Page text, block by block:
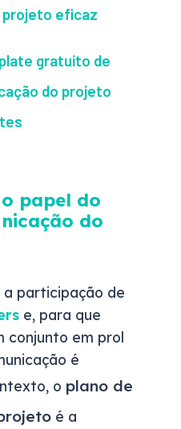
projeto eficaz
gratuito de
do projeto
papel do
do
participação de
e, para que
conjunto em prol
é
o plano de
é a